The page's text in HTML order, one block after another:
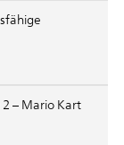
2 – Mario Kart